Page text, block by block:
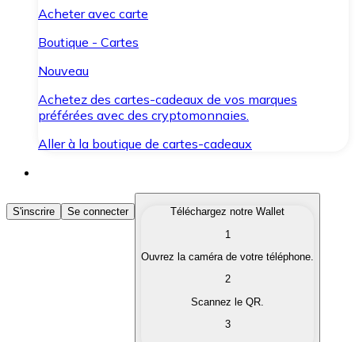
Acheter avec carte
Boutique - Cartes
Nouveau
Achetez des cartes-cadeaux de vos marques
préférées avec des cryptomonnaies.
Aller à la boutique de cartes-cadeaux
Acheter des Cryptomonnaies
Achetez les cryptomonnaies qui vous intéressent
Convertissez vos cryptomonnaies en monnaie
S'inscrire Se connecter
Téléchargez notre Wallet
1
Ouvrez la caméra de votre téléphone.
2
Scannez le QR.
3